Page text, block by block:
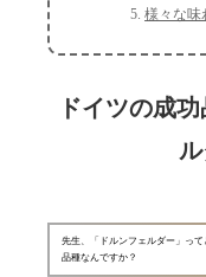
様々な味
ドイツの成
先生、「ドルンフェルダー」って
品種なんですか？